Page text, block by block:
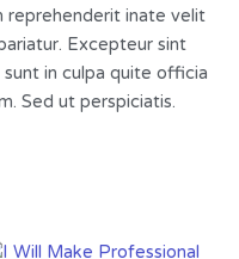
reprehenderit inate velit
Excepteur sint
in culpa quite officia
Sed ut perspiciatis.